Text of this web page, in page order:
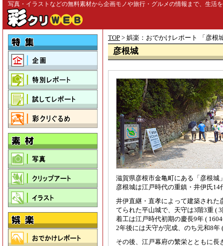
写真・イラストなどの無料素材から企画モノや旅行・グルメの情報まで、生活
TOP > 娯楽：おでかけレポート 「 彦根
彦根城
滋賀県彦根市金亀町にある「彦根城
彦根城は江戸時代の重鎮・井伊氏
井伊直継・直孝によって建築され
てられた平山城で、天守は3階3重 (
着工は江戸時代初期の慶長9年 (
2年後には天守が完成、のち元和8年
その後、江戸幕府の繁栄とともに